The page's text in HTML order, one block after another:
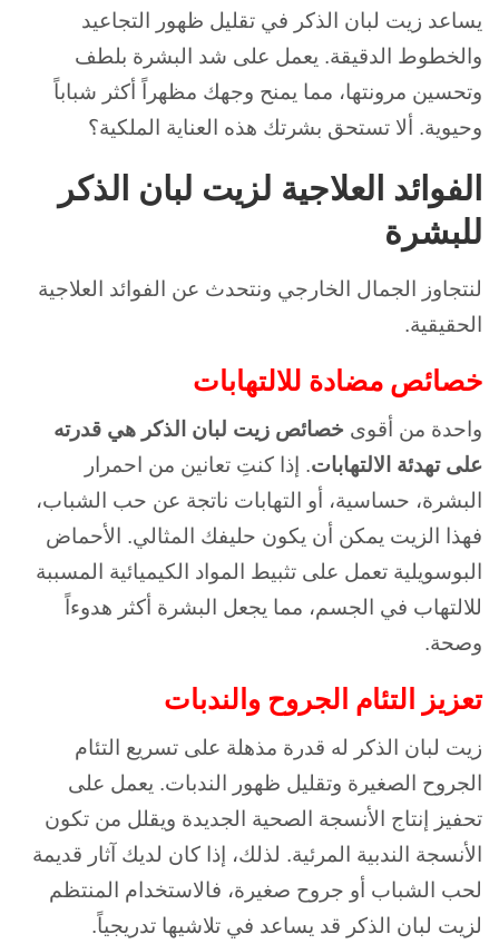
يساعد زيت لبان الذكر في تقليل ظهور التجاعيد
والخطوط الدقيقة. يعمل على شد البشرة بلطف
وتحسين مرونتها، مما يمنح وجهك مظهراً أكثر شباباً
وحيوية. ألا تستحق بشرتك هذه العناية الملكية؟
الفوائد العلاجية لزيت لبان الذكر
للبشرة
لنتجاوز الجمال الخارجي ونتحدث عن الفوائد العلاجية
الحقيقية.
خصائص مضادة للالتهابات
واحدة من أقوى خصائص زيت لبان الذكر هي قدرته
على تهدئة الالتهابات. إذا كنتِ تعانين من احمرار
البشرة، حساسية، أو التهابات ناتجة عن حب الشباب،
فهذا الزيت يمكن أن يكون حليفك المثالي. الأحماض
البوسويلية تعمل على تثبيط المواد الكيميائية المسببة
للالتهاب في الجسم، مما يجعل البشرة أكثر هدوءاً
وصحة.
تعزيز التئام الجروح والندبات
زيت لبان الذكر له قدرة مذهلة على تسريع التئام
الجروح الصغيرة وتقليل ظهور الندبات. يعمل على
تحفيز إنتاج الأنسجة الصحية الجديدة ويقلل من تكون
الأنسجة الندبية المرئية. لذلك، إذا كان لديك آثار قديمة
لحب الشباب أو جروح صغيرة، فالاستخدام المنتظم
لزيت لبان الذكر قد يساعد في تلاشيها تدريجياً.